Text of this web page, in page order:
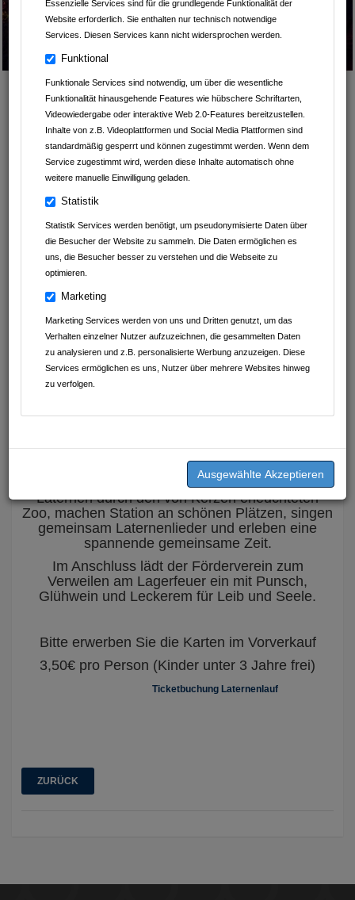
Essenzielle Services sind für die grundlegende Funktionalität der
Website erforderlich. Sie enthalten nur technisch notwendige
Services. Diesen Services kann nicht widersprochen werden.
Funktional
Funktionale Services sind notwendig, um über die wesentliche
Funktionalität hinausgehende Features wie hübschere Schriftarten,
Videowiedergabe oder interaktive Web 2.0-Features bereitzustellen.
Inhalte von z.B. Videoplattformen und Social Media Plattformen sind
standardmäßig gesperrt und können zugestimmt werden. Wenn dem
Service zugestimmt wird, werden diese Inhalte automatisch ohne
weitere manuelle Einwilligung geladen.
Statistik
Statistik Services werden benötigt, um pseudonymisierte Daten über
die Besucher der Website zu sammeln. Die Daten ermöglichen es
uns, die Besucher besser zu verstehen und die Webseite zu
optimieren.
Marketing
Marketing Services werden von uns und Dritten genutzt, um das
Verhalten einzelner Nutzer aufzuzeichnen, die gesammelten Daten
zu analysieren und z.B. personalisierte Werbung anzuzeigen. Diese
Services ermöglichen es uns, Nutzer über mehrere Websites hinweg
zu verfolgen.
Von Leintalzoo Schwaigern
08.11. und 09.11.2025
LATERNENLAUF IM
LEINTALZOO - JETZT
BUCHEN!
Am Samstag , den 08.11., und am Sonntag, den
09.11., jeweils um 17.15 Uhr startet wieder unser
beliebter Laternenlauf im Leintalzoo.
Einlass ist ab 16.45 Uhr
Treffpunkt: Eingangsbereich des Leintalzoos bei
Tasse für leckeren Punsch oder Glühwein nach
dem Laternenlauf.
Wir hören Geschichten, ziehen mit unseren
Laternen durch den von Kerzen erleuchteten
Zoo, machen Station an schönen Plätzen, singen
gemeinsam Laternenlieder und erleben eine
spannende gemeinsame Zeit.
Im Anschluss lädt der Förderverein zum
Verweilen am Lagerfeuer ein mit Punsch,
Glühwein und Leckerem für Leib und Seele.
Bitte erwerben Sie die Karten im Vorverkauf
3,50€ pro Person (Kinder unter 3 Jahre frei)
Ticketbuchung Laternenlauf
ZURÜCK